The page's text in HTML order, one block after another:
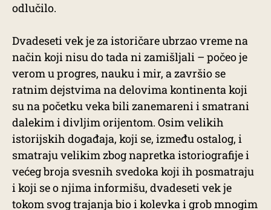
odlučilo.
Dvadeseti vek je za istoričare ubrzao vreme na
način koji nisu do tada ni zamišljali – počeo je
verom u progres, nauku i mir, a završio se
ratnim dejstvima na delovima kontinenta koji
su na početku veka bili zanemareni i smatrani
dalekim i divljim orijentom. Osim velikih
istorijskih događaja, koji se, između ostalog, i
smatraju velikim zbog napretka istoriografije i
većeg broja svesnih svedoka koji ih posmatraju
i koji se o njima informišu, dvadeseti vek je
tokom svog trajanja bio i kolevka i grob mnogim